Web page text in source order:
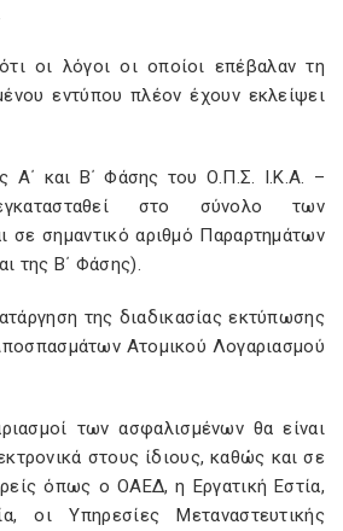
οι λόγοι οι οποίοι επέβαλαν τη
εντύπου πλέον έχουν εκλείψει
Α΄ και Β΄ Φάσης του Ο.Π.Σ. Ι.Κ.Α. –
στο σύνολο των
σε σημαντικό αριθμό Παραρτημάτων
της Β΄ Φάσης).
της διαδικασίας εκτύπωσης
Ατομικού Λογαριασμού
των ασφαλισμένων θα είναι
στους ίδιους, καθώς και σε
όπως ο ΟΑΕΔ, η Εργατική Εστία,
οι Υπηρεσίες Μεταναστευτικής